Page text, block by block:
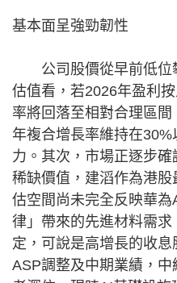
基本面呈強勁韌性
公司股價從早前低位
估值看，若2026年盈利
率將回落至相對合理區
年複合增長率維持在30%
力。其次，市場正逐步
稀缺價值，建滔作為港
估空間尚未完全反映華
律」帶來的先進材料需
定，可說是高增長的收
ASP調整及中期業績，